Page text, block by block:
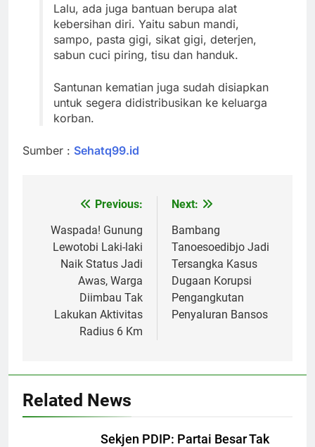
Lalu, ada juga bantuan berupa alat
kebersihan diri. Yaitu sabun mandi,
sampo, pasta gigi, sikat gigi, deterjen,
sabun cuci piring, tisu dan handuk.
Santunan kematian juga sudah disiapkan
untuk segera didistribusikan ke keluarga
korban.
Sumber : Sehatq99.id
navigation
Previous:
Waspada! Gunung
Lewotobi Laki-laki
Naik Status Jadi
Awas, Warga
Diimbau Tak
Lakukan Aktivitas
Radius 6 Km
Next:
Bambang
Tanoesoedibjo Jadi
Tersangka Kasus
Dugaan Korupsi
Pengangkutan
Penyaluran Bansos
Related News
Sekjen PDIP: Partai Besar Tak